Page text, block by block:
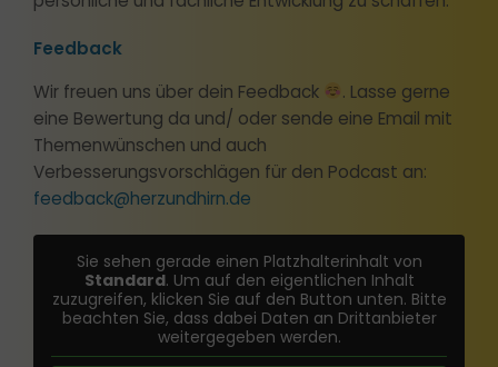
Feedback
Wir freuen uns über dein Feedback
. Lasse gerne
eine Bewertung da und/ oder sende eine Email mit
Themenwünschen und auch
Verbesserungsvorschlägen für den Podcast an:
feedback@herzundhirn.de
Sie sehen gerade einen Platzhalterinhalt von
Standard. Um auf den eigentlichen Inhalt
zuzugreifen, klicken Sie auf den Button unten. Bitte
beachten Sie, dass dabei Daten an Drittanbieter
weitergegeben werden.